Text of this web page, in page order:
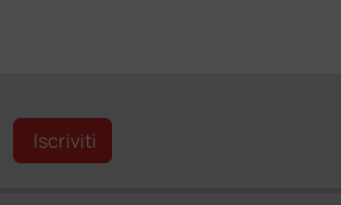
Iscriviti